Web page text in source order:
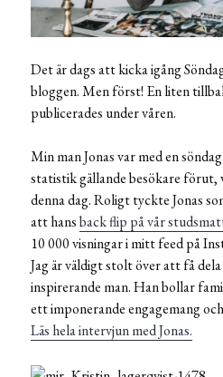
Det är dags att kicka igång
bloggen. Men först! En liten
publicerades under våren.
Min man Jonas var med en
statistik gällande besökare förut,
denna dag. Roligt tyckte Jonas
att hansback flip på vår
10 000 visningar i mitt feed på
Jag är väldigt stolt över att få
inspirerande man. Han bollar
ett imponerande engagemang
Läs hela intervjun med Jonas.